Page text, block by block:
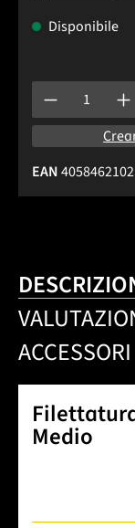
Disponibile
Quantità del
EAN
ACCESSORI
Medio